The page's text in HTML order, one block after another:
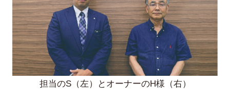
アパートのこだわり
空間設計
Feel Type
外観デザイン- My Style vintage
実例集
担当のS（左）とオーナーのH様（右）